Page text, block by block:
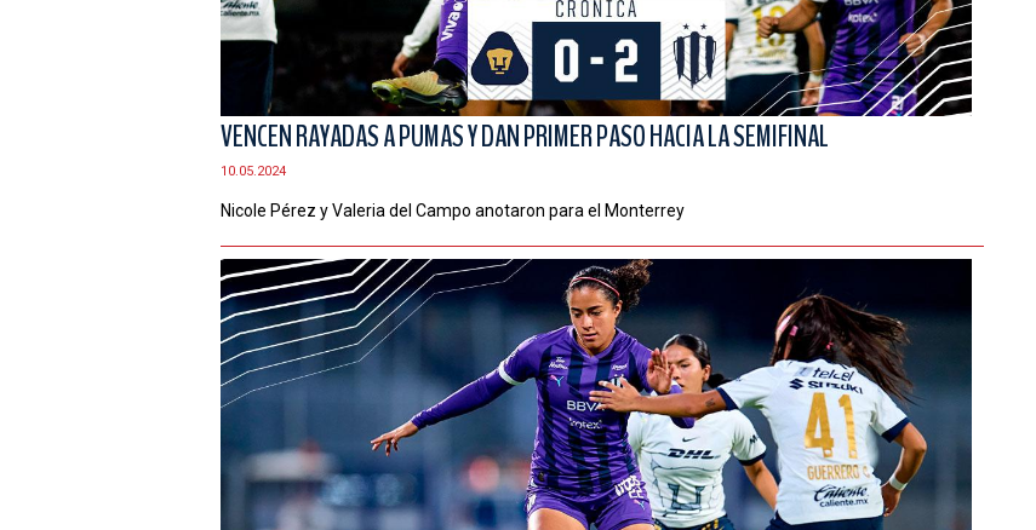
VENCEN RAYADAS A PUMAS Y DAN PRIMER PASO HACIA LA SEMIFINAL
10.05.2024
Nicole Pérez y Valeria del Campo anotaron para el Monterrey